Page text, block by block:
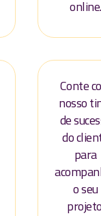
online.
Conte
nosso
de
do
para
o seu